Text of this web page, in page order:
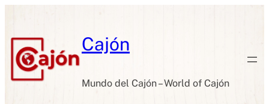
Cajón
Mundo del Cajón – World of Cajón